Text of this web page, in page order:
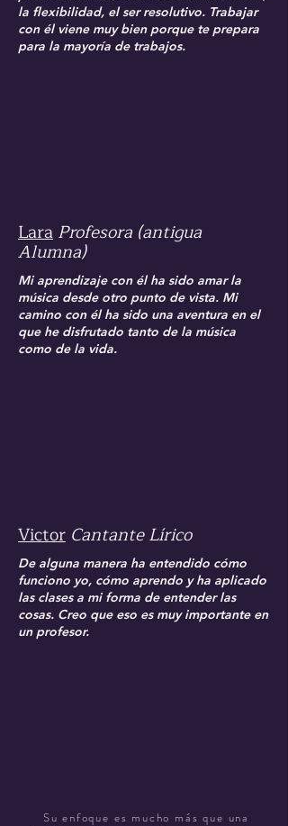
la flexibilidad, el ser resolutivo. Trabajar
con él viene muy bien porque te prepara
para la mayoría de trabajos.
LaraProfesora (antigua
Alumna)
Mi aprendizaje con él ha sido amar la
música desde otro punto de vista. Mi
camino con él ha sido una aventura en el
que he disfrutado tanto de la música
como de la vida.
Victor Cantante Lírico
De alguna manera ha entendido cómo
funciono yo, cómo aprendo y ha aplicado
las clases a mi forma de entender las
cosas. Creo que eso es muy importante en
un profesor.
Su enfoque es mucho más que una